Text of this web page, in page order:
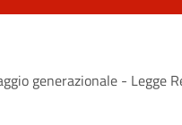
generazionale - Legge